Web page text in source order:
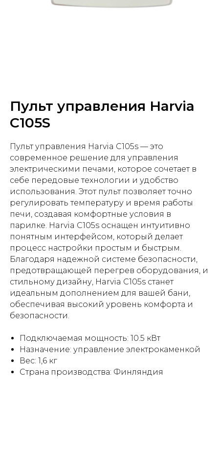
Пульт управления Harvia
C105S
Пульт управления Harvia C105s — это
современное решение для управления
электрическими печами, которое сочетает в
себе передовые технологии и удобство
использования. Этот пульт позволяет точно
регулировать температуру и время работы
печи, создавая комфортные условия в
парилке. Harvia C105s оснащен интуитивно
понятным интерфейсом, который делает
процесс настройки простым и быстрым.
Благодаря надежной системе безопасности,
предотвращающей перегрев оборудования, и
стильному дизайну, Harvia C105s станет
идеальным дополнением для вашей бани,
обеспечивая высокий уровень комфорта и
безопасности.
Подключаемая мощность: 10.5 кВт
Назначение: управление электрокаменкой
Вес: 1,6 кг
Страна производства: Финляндия